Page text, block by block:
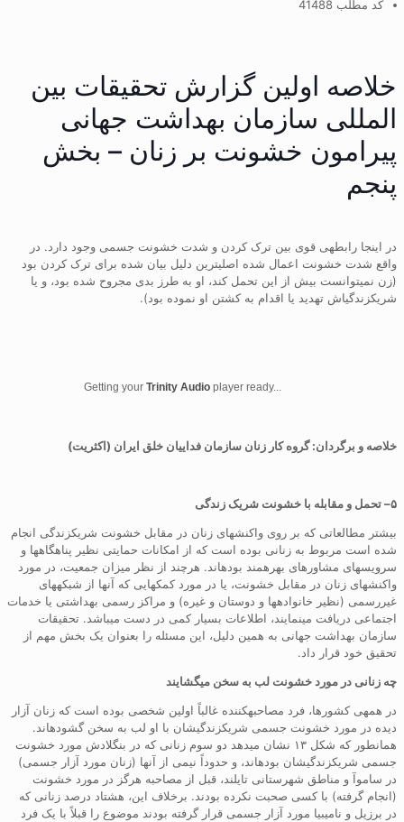
کد مطلب 41488
خلاصه اولین گزارش تحقیقات بین
المللى سازمان بهداشت جهانى
پیرامون خشونت بر زنان – بخش
پنجم
در اینجا رابطهی قوی بین ترک کردن و شدت خشونت جسمی وجود دارد. در
واقع شدت خشونت اعمال شده اصلیترین دلیل بیان شده برای ترک کردن بود
(زن نمیتوانست بیش از این تحمل کند، او به طرز بدی مجروح شده بود، و یا
شریکزندگیاش تهدید یا اقدام به کشتن او نموده بود).
Getting yourTrinity Audio player ready...
خلاصه و برگردان: گروه کار زنان سازمان فداییان خلق ایران (اکثریت)
۵– تحمل و مقابله با خشونت شریک زندگی
بیشتر مطالعاتی که بر روی واکنشهای زنان در مقابل خشونت شریکزندگی انجام
شده است مربوط به زنانی بوده است که از امکانات حمایتی نظیر پناهگاهها و
سرویسهای مشاورهای بهرهمند بودهاند. هرچند از نظر میزان جمعیت، در مورد
واکنشهای زنان در مقابل خشونت، یا در مورد کمکهایی که آنها از شبکههای
غیررسمی (نظیر خانوادهها و دوستان و غیره) و مراکز رسمی بهداشتی یا خدمات
اجتماعی دریافت مینمایند، اطلاعات بسیار کمی در دست میباشد. تحقیقات
سازمان بهداشت جهانی به همین دلیل، این مسئله را بعنوان یک بخش مهم از
تحقیق خود قرار داد.
چه زنانی در مورد خشونت لب به سخن میگشایند
در همهی کشورها، فرد مصاحبهکننده غالباً اولین شخصی بوده است که زنان آزار
دیده در مورد خشونت جسمی شریکزندگیشان با او لب به سخن گشودهاند.
همانطور که شکل ۱۳ نشان میدهد دو سوم زنانی که در بنگلادش مورد خشونت
جسمی شریکزندگیشان بودهاند، و حدوداً نیمی از آنها (زنان مورد آزار جسمی)
در ساموآ و مناطق شهرستانی تایلند، قبل از مصاحبه هرگز در مورد خشونت
(انجام گرفته) با کسی صحبت نکرده بودند. برخلاف این، هشتاد درصد زنانی که
در برزیل و نامیبیا مورد آزار جسمی قرار گرفته بودند موضوع را قبلاً با یک فرد